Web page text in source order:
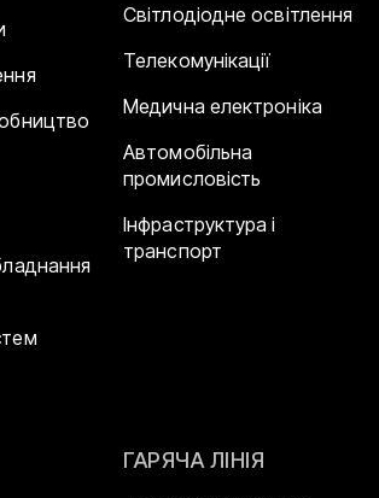
Світлодіодне освітлення
Телекомунікації
Медична електроніка
Автомобільна
промисловість
Інфраструктура і
транспорт
ГАРЯЧА ЛІНІЯ